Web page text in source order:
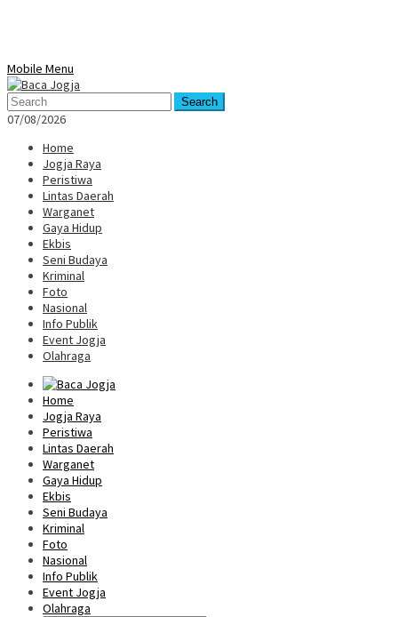
Mobile Menu
Search
07/08/2026
Home
Jogja Raya
Peristiwa
Lintas Daerah
Warganet
Gaya Hidup
Ekbis
Seni Budaya
Kriminal
Foto
Nasional
Info Publik
Event Jogja
Olahraga
Home
Jogja Raya
Peristiwa
Lintas Daerah
Warganet
Gaya Hidup
Ekbis
Seni Budaya
Kriminal
Foto
Nasional
Info Publik
Event Jogja
Olahraga